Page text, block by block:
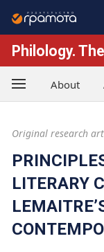
Philology.
About
Original research
LITERARY